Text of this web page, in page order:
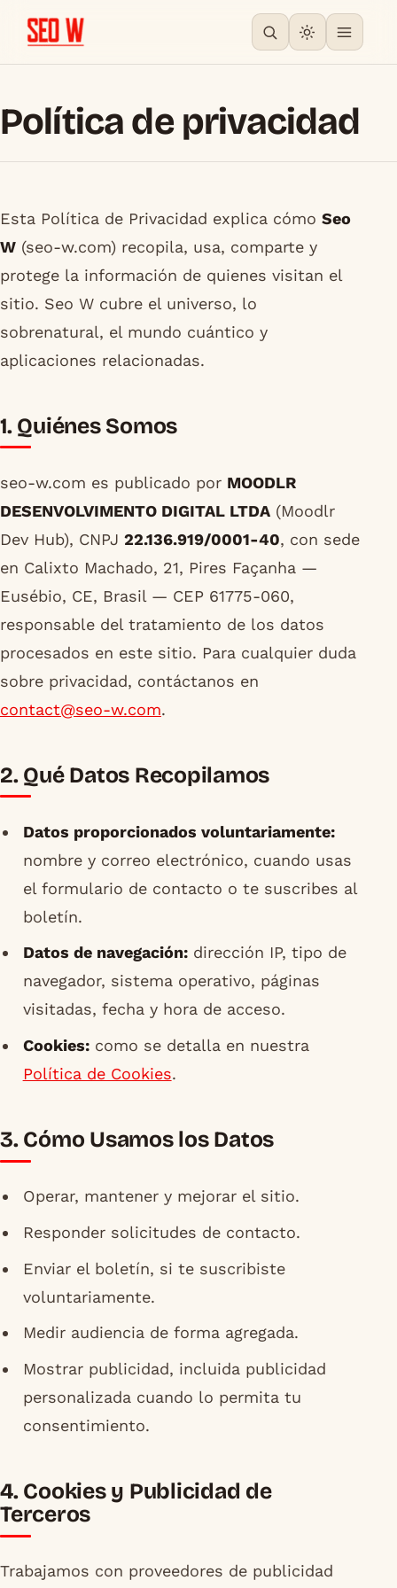
Política de privacidad
Esta Política de Privacidad explica cómo Seo
W (seo-w.com) recopila, usa, comparte y
protege la información de quienes visitan el
sitio. Seo W cubre el universo, lo
sobrenatural, el mundo cuántico y
aplicaciones relacionadas.
1. Quiénes Somos
seo-w.com es publicado por MOODLR
DESENVOLVIMENTO DIGITAL LTDA (Moodlr
Dev Hub), CNPJ 22.136.919/0001-40, con sede
en Calixto Machado, 21, Pires Façanha —
Eusébio, CE, Brasil — CEP 61775-060,
responsable del tratamiento de los datos
procesados en este sitio. Para cualquier duda
sobre privacidad, contáctanos en
contact@seo-w.com.
2. Qué Datos Recopilamos
Datos proporcionados voluntariamente:
nombre y correo electrónico, cuando usas
el formulario de contacto o te suscribes al
boletín.
Datos de navegación:dirección IP, tipo de
navegador, sistema operativo, páginas
visitadas, fecha y hora de acceso.
Cookies:como se detalla en nuestra
Política de Cookies.
3. Cómo Usamos los Datos
Operar, mantener y mejorar el sitio.
Responder solicitudes de contacto.
Enviar el boletín, si te suscribiste
voluntariamente.
Medir audiencia de forma agregada.
Mostrar publicidad, incluida publicidad
personalizada cuando lo permita tu
consentimiento.
4. Cookies y Publicidad de
Terceros
Trabajamos con proveedores de publicidad